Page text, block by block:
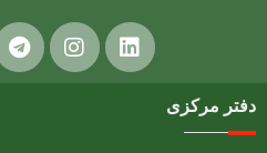
دفتر مرکزی